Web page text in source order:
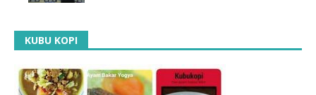
KUBU KOPI